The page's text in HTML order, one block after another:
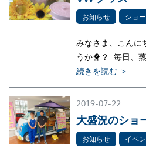
お知らせ ショ
みなさま、こんに
うか🐥？ 毎日、
続きを読む ＞
2019-07-22
大盛況のショ
お知らせ イベ